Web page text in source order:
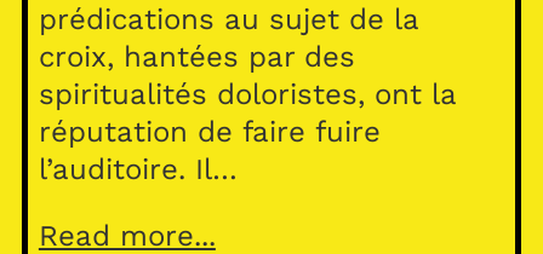
prédications au sujet de la
croix, hantées par des
spiritualités doloristes, ont la
réputation de faire fuire
l’auditoire. Il…
Read more...